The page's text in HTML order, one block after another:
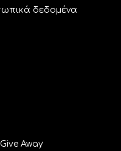
δεδομένα
Away